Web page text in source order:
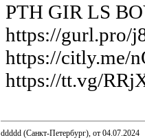
PTH GIR LS
https://gurl.pro/
https://citly.me/
https://tt.vg/
ddddd (Санкт-Петербург), от 04.07.2024